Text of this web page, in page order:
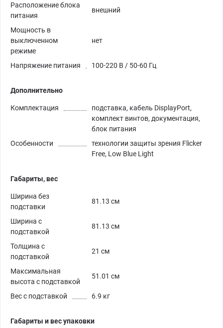
Расположение блока
питания
внешний
Мощность в
выключенном
режиме
нет
Напряжение питания 100-220 В / 50-60 Гц
Дополнительно
Комплектация
подставка, кабель DisplayPort,
комплект винтов, документация,
блок питания
Особенности
технологии защиты зрения Flicker
Free, Low Blue Light
Габариты, вес
Ширина без
подставки
81.13 см
Ширина с
подставкой
81.13 см
Толщина с
подставкой
21 см
Максимальная
высота с подставкой
51.01 см
Вес с подставкой 6.9 кг
Габариты и вес упаковки